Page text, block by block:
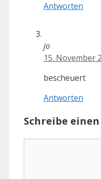
Antworten
jo
15. November
bescheuert
Antworten
Schreibe